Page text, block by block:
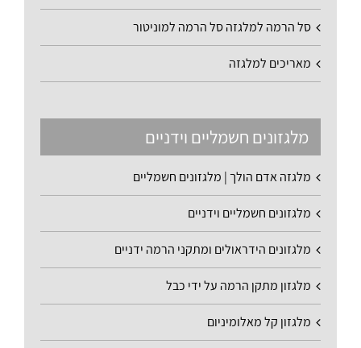
סל הרמה למלגזה סל הרמה למוניטור
מאריכים למלגזה
מלגזונים חשמליים וידניים
מלגזה אדם הולך | מלגזונים חשמליים
מלגזונים חשמליים וידניים
מלגזונים הידראולים ומתקני הרמה ידניים
מלגזון מתקן הרמה על ידי כבל
מלגזון קל מאלומיניום